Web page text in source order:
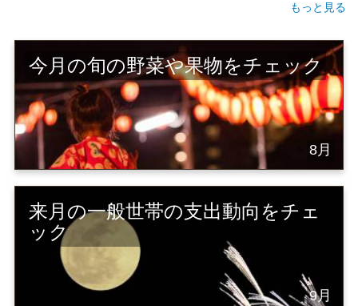
もっと見る
今月の旬の野菜や果物をチェック
8月
来月の一般世帯の支出動向をチェ
ック
9月